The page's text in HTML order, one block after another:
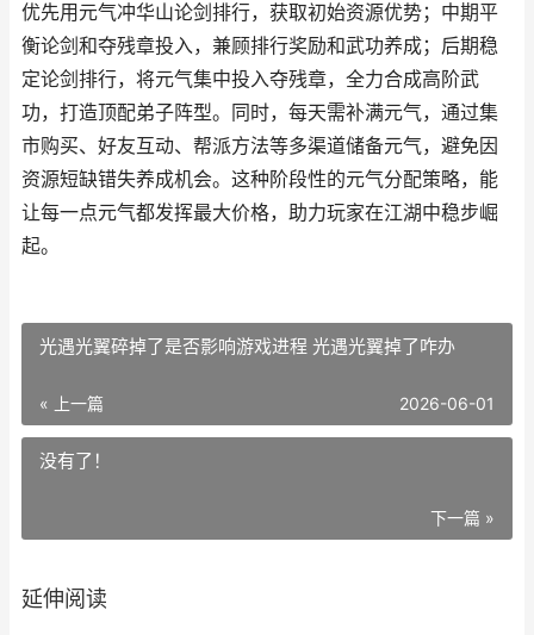
优先用元气冲华山论剑排行，获取初始资源优势；中期平
衡论剑和夺残章投入，兼顾排行奖励和武功养成；后期稳
定论剑排行，将元气集中投入夺残章，全力合成高阶武
功，打造顶配弟子阵型。同时，每天需补满元气，通过集
市购买、好友互动、帮派方法等多渠道储备元气，避免因
资源短缺错失养成机会。这种阶段性的元气分配策略，能
让每一点元气都发挥最大价格，助力玩家在江湖中稳步崛
起。
光遇光翼碎掉了是否影响游戏进程 光遇光翼掉了咋办
« 上一篇 2026-06-01
没有了！
下一篇 »
延伸阅读